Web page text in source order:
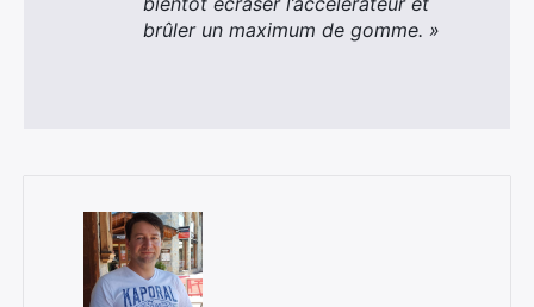
brûler un maximum de gomme. »
Rechercher